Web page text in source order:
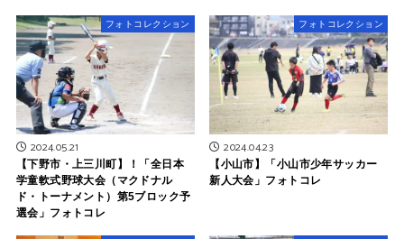
フォトコレクション
2024.05.21
【下野市・上三川町】！「全日本
学童軟式野球大会（マクドナル
ド・トーナメント）第5ブロック予
選会」フォトコレ
フォトコレクション
2024.04.23
【小山市】「小山市少年サッカー
新人大会」フォトコレ